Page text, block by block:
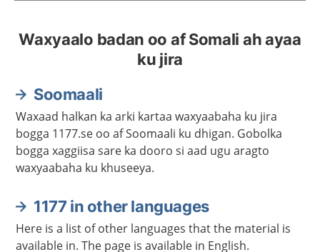
Waxyaalo badan oo af Somali ah ayaa
ku jira
Soomaali
Waxaad halkan ka arki kartaa waxyaabaha ku jira
bogga 1177.se oo af Soomaali ku dhigan. Gobolka
bogga xaggiisa sare ka dooro si aad ugu aragto
waxyaabaha ku khuseeya.
1177 in other languages
Here is a list of other languages that the material is
available in. The page is available in English.